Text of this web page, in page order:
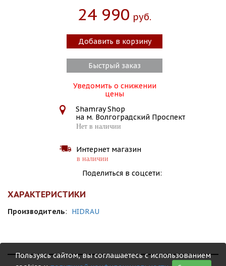
24 990 Руб.
Добавить в корзину
Быстрый заказ
Уведомить о снижении
цены
Shamray Shop
на м. Волгоградский Проспект
Нет в наличии
Интернет магазин
в наличии
Поделиться в соцсети:
ХАРАКТЕРИСТИКИ
Производитель: HIDRAU
Пользуясь сайтом, вы соглашаетесь с использованием